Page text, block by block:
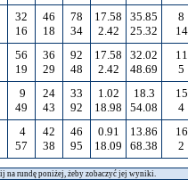
32
16
46
18
78
34
17.58
2.42
35.85
25.32
8
14
56
19
36
29
92
48
17.58
2.42
32.02
48.69
11
5
9
49
24
43
33
92
1.02
18.98
18.3
54.08
15
4
4
57
42
38
46
95
0.91
18.09
13.86
68.38
16
2
na rundę poniżej, żeby zobaczyć jej wyniki.